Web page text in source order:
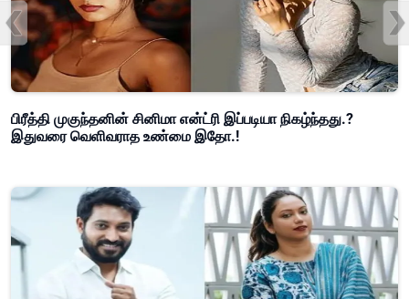
பிரீத்தி முகுந்தனின் சினிமா என்ட்ரி இப்படியா நிகழ்ந்தது.?
இதுவரை வெளிவராத உண்மை இதோ.!